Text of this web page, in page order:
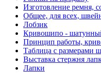
Изготовление ремня,
Общее, для всех,
Лобзик
Кривошипо -
Принцип работы,
Таблица с размерами
Выставка стержня
Лапки